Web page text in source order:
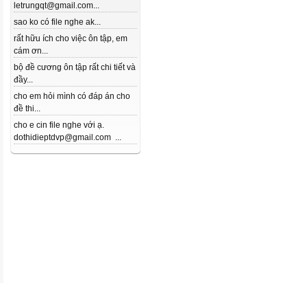
letrungqt@gmail.com...
sao ko có file nghe ak...
rất hữu ích cho việc ôn tập, em
cám ơn...
bộ đề cương ôn tập rất chi tiết và
đầy...
cho em hỏi mình có đáp án cho
đề thi...
cho e cin file nghe với ạ.
dothidieptdvp@gmail.com ...